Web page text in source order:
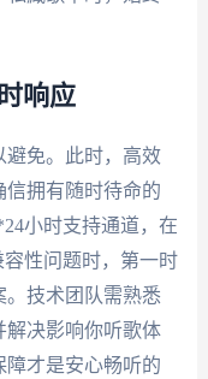
响应
避免。此时，高效
信拥有随时待命的
小时支持通道，在
性问题时，第一时
。技术团队需熟悉
解决影响你听歌体
才是安心畅听的